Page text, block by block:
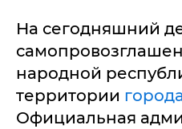
На сегодняшний
народной
территории
Официальная